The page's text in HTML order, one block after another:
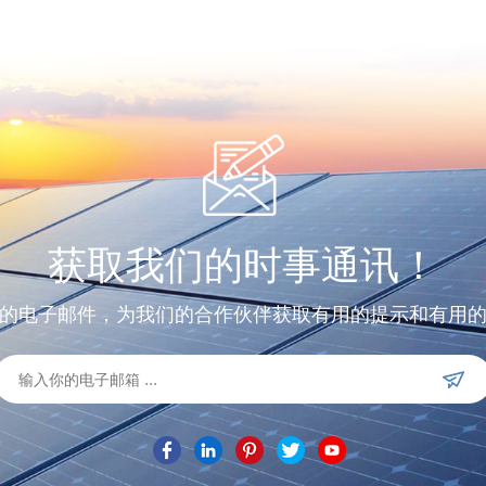
获取我们的时事通讯！
电子邮件，为我们的合作伙伴获取有用的提示和有用